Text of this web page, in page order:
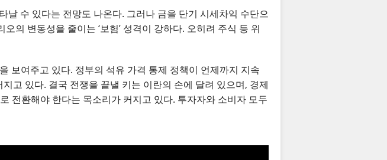
수 있다는 전망도 나온다. 그러나 금을 단기 시세차익 수단으
의 변동성을 줄이는 ‘보험’ 성격이 강하다. 오히려 주식 등 위
보여주고 있다. 정부의 석유 가격 통제 정책이 언제까지 지속
고 있다. 결국 전쟁을 끝낼 키는 이란의 손에 달려 있으며, 경제
전환해야 한다는 목소리가 커지고 있다. 투자자와 소비자 모두